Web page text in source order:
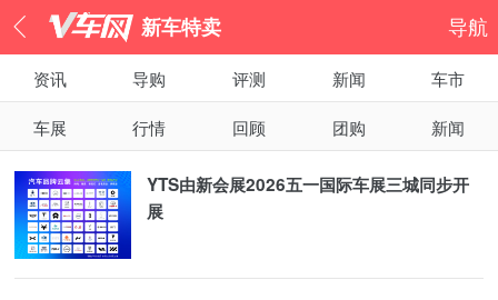
新车特卖 导航
资讯 导购 评测 新闻
车市
车展
行情 回顾 团购 新闻
YTS由新会展2026五一国际车展三城同步开
展